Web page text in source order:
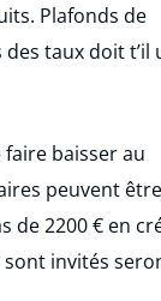
Plafonds de
taux doit t’il
baisser au
peuvent être
de 2200 € en
sont invités